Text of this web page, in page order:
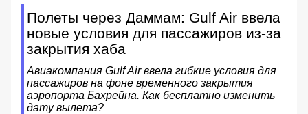
Полеты через Даммам: Gulf Air ввела
новые условия для пассажиров из-за
закрытия хаба
Авиакомпания Gulf Air ввела гибкие условия для
пассажиров на фоне временного закрытия
аэропорта Бахрейна. Как бесплатно изменить
дату вылета?